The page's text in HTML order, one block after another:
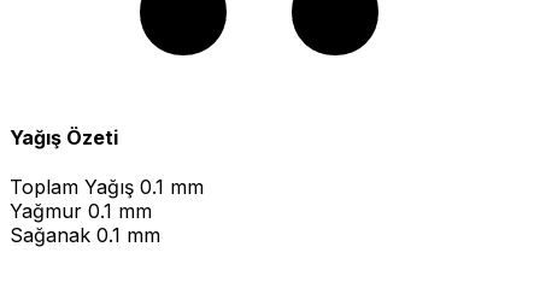
Yağış Özeti
Toplam Yağış 0.1 mm
Yağmur 0.1 mm
Sağanak 0.1 mm